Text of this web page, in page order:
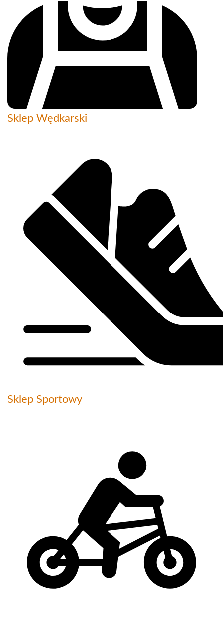
Sklep Wędkarski
Sklep Sportowy